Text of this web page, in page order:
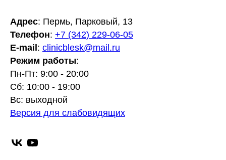
Адрес: Пермь, Парковый, 13
Телефон: +7 (342) 229-06-05
E-mail: clinicblesk@mail.ru
Режим работы:
Пн-Пт: 9:00 - 20:00
Сб: 10:00 - 19:00
Вс: выходной
Версия для слабовидящих